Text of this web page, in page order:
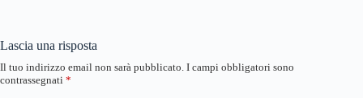
Lascia una risposta
Il tuo indirizzo email non sarà pubblicato. I campi obbligatori sono
contrassegnati *